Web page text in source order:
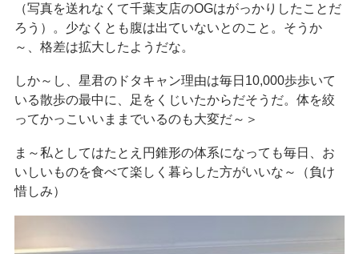
（写真を送れなくて千葉支店のOGはがっかりしたことだ
ろう）。少なくとも腹は出ていないとのこと。そうか
～、格差は拡大したようだな。
しか～し、星君のドタキャン理由は毎日10,000歩歩いて
いる散歩の最中に、足をくじいたからだそうだ。体を絞
ってかっこいいままでいるのも大変だ～＞
ま～私としてはたとえ円錐形の体系になっても毎日、お
いしいものを食べて楽しく暮らした方がいいな～（負け
惜しみ）